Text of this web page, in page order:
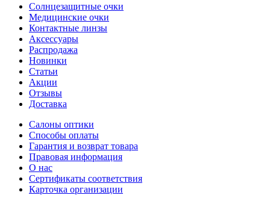
Солнцезащитные очки
Медицинские очки
Контактные линзы
Аксессуары
Распродажа
Новинки
Статьи
Акции
Отзывы
Доставка
Салоны оптики
Способы оплаты
Гарантия и возврат товара
Правовая информация
О нас
Сертификаты соответствия
Карточка организации